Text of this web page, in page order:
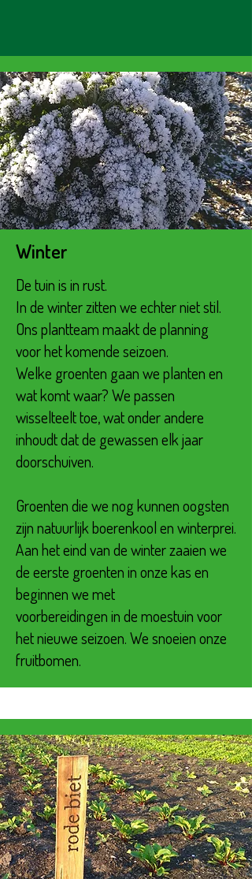
Winter
De tuin is in rust.
In de winter zitten we echter niet stil.
Ons plantteam maakt de planning
voor het komende seizoen.
Welke groenten gaan we planten en
wat komt waar? We passen
wisselteelt toe, wat onder andere
inhoudt dat de gewassen elk jaar
doorschuiven.
Groenten die we nog kunnen oogsten
zijn natuurlijk boerenkool en winterprei.
Aan het eind van de winter zaaien we
de eerste groenten in onze kas en
beginnen we met
voorbereidingen in de moestuin voor
het nieuwe seizoen. We snoeien onze
fruitbomen.